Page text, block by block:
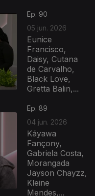
Ep. 90
05 jun. 2026
Eunice
Francisco,
Daisy, Cutana
de Carvalho,
Black Love,
Gretta Balin,...
Ep. 89
04 jun. 2026
Káyawa
Fançony,
Gabriela Costa,
Morangada
Jayson Chayzz,
Kleine
Mendes,...